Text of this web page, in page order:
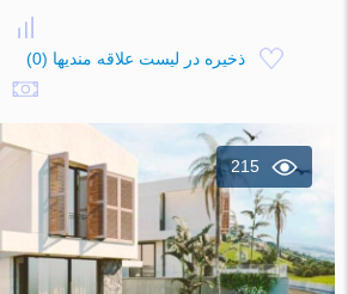
ذخیره در لیست علاقه مندیها (
0
)
215